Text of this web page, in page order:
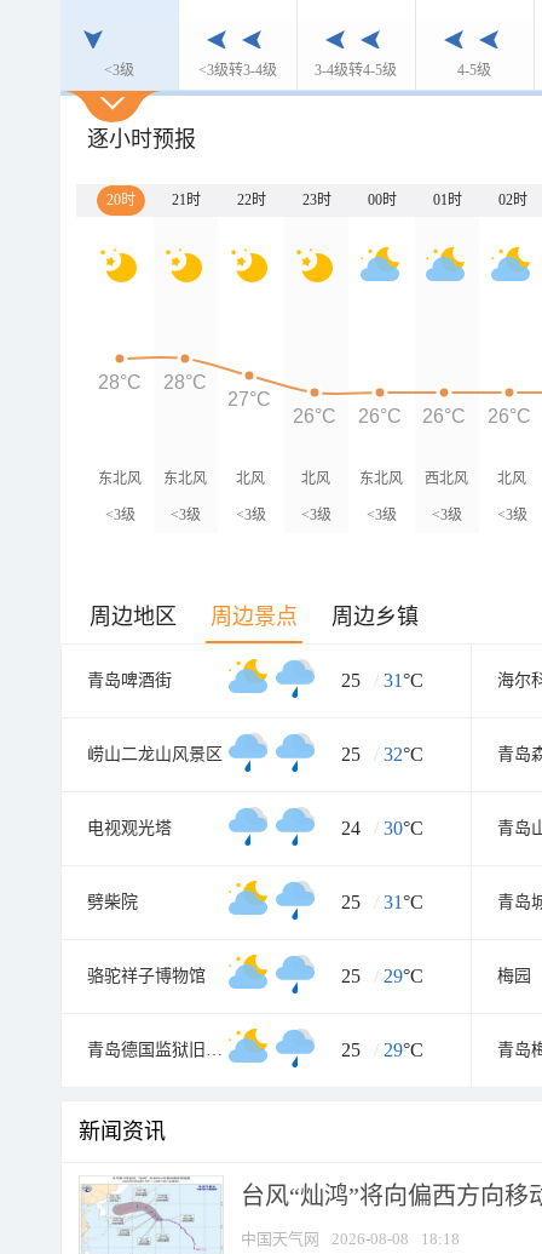
<3级 <3级转3-4级 3-4级转4-5级 4-5级
逐小时预报
20时 21时 22时 23时 00时 01时 02时
东北风
<3级
东北风
<3级
北风
<3级
北风
<3级
东北风
<3级
西北风
<3级
北风
<3级
28°C
28°C
27°C
26°C
26°C 26°C 26°C
周边地区 周边景点 周边乡镇
青岛啤酒街 25 / 31°C 海尔
崂山二龙山风景区 25 / 32°C
电视观光塔 24 / 30°C 青岛
劈柴院 25 / 31°C 青岛
骆驼祥子博物馆 25 / 29°C 梅园
青岛德国监狱旧址博物馆 25 / 29°C 青岛
新闻资讯
台风“灿鸿”将向偏西方向移
中国天气网 2026-08-08 18:18